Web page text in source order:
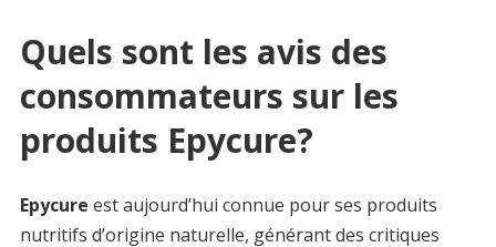
Quels sont les avis des
consommateurs sur les
produits Epycure?
Epycure est aujourd’hui connue pour ses produits
nutritifs d’origine naturelle, générant des critiques